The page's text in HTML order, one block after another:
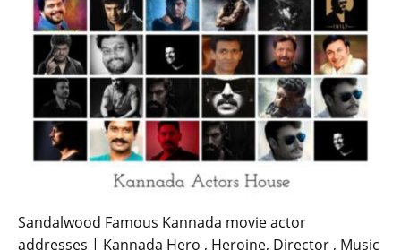
Sandalwood Famous Kannada movie actor
addresses | Kannada Hero , Heroine, Director , Music